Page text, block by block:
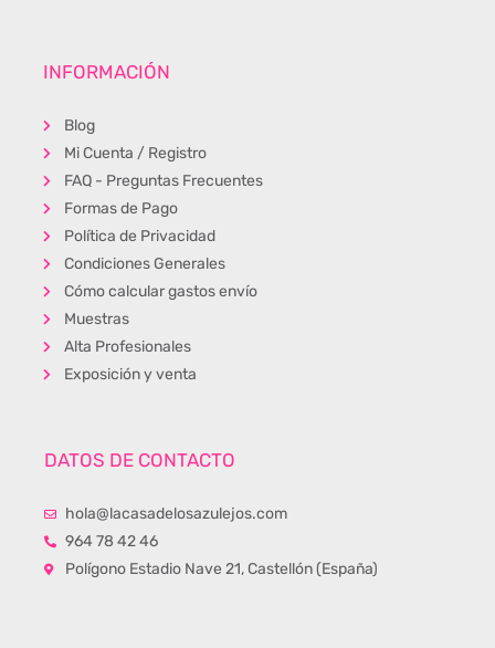
INFORMACIÓN
Blog
Mi Cuenta / Registro
FAQ - Preguntas Frecuentes
Formas de Pago
Política de Privacidad
Condiciones Generales
Cómo calcular gastos envío
Muestras
Alta Profesionales
Exposición y venta
DATOS DE CONTACTO
hola@lacasadelosazulejos.com
964 78 42 46
Polígono Estadio Nave 21, Castellón (España)